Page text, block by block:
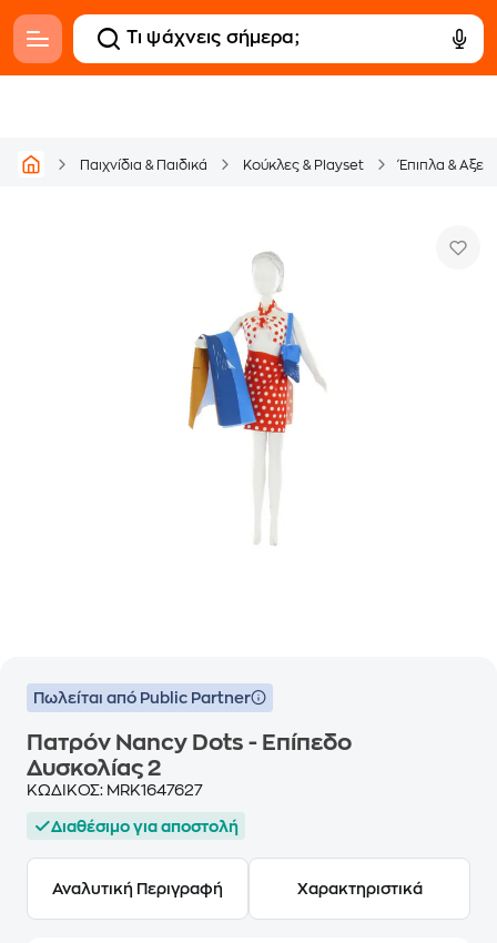
Παιχνίδια & Παιδικά Κούκλες & Playset Έπιπλα &
Πωλείται από Public Partner
Πατρόν Nancy Dots - Επίπεδο
Δυσκολίας 2
ΚΩΔΙΚΟΣ: MRK1647627
Διαθέσιμο για αποστολή
Αναλυτική Περιγραφή Χαρακτηριστικά